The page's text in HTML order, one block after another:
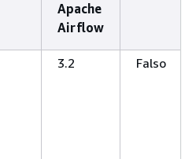
Apache
Airflow
3.2 Falso